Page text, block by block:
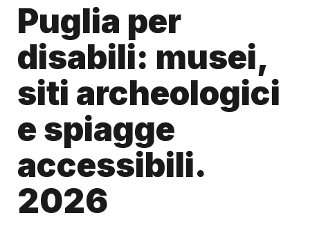
Puglia per
disabili: musei,
siti archeologici
e spiagge
accessibili.
2026